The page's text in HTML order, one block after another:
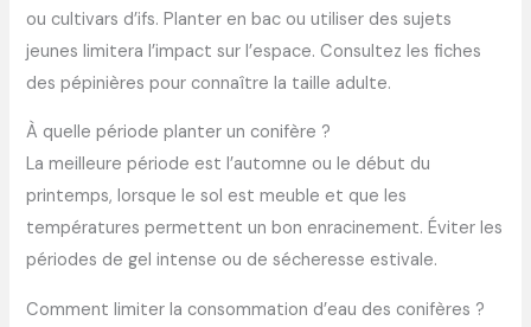
ou cultivars d’ifs. Planter en bac ou utiliser des sujets
jeunes limitera l’impact sur l’espace. Consultez les fiches
des pépinières pour connaître la taille adulte.
À quelle période planter un conifère ?
La meilleure période est l’automne ou le début du
printemps, lorsque le sol est meuble et que les
températures permettent un bon enracinement. Éviter les
périodes de gel intense ou de sécheresse estivale.
Comment limiter la consommation d’eau des conifères ?